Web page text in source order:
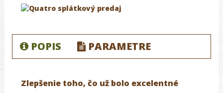
POPIS PARAMETRE
Zlepšenie toho, čo už bolo excelentné